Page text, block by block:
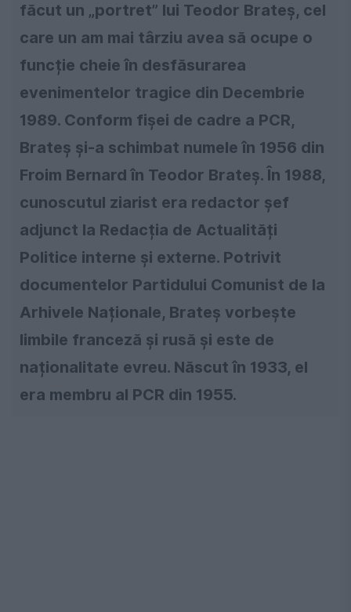
făcut un „portret” lui Teodor Brateș, cel
care un am mai târziu avea să ocupe o
funcție cheie în desfăsurarea
evenimentelor tragice din Decembrie
1989. Conform fișei de cadre a PCR,
Brateș și-a schimbat numele în 1956 din
Froim Bernard în Teodor Brateș. În 1988,
cunoscutul ziarist era redactor șef
adjunct la Redacția de Actualități
Politice interne și externe. Potrivit
documentelor Partidului Comunist de la
Arhivele Naționale, Brateș vorbește
limbile franceză și rusă și este de
naționalitate evreu. Născut în 1933, el
era membru al PCR din 1955.